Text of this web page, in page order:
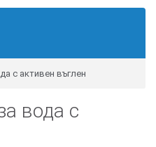
с активен въглен
вода с